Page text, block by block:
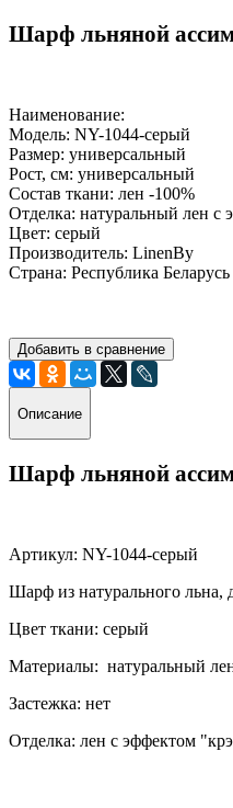
Шарф льняной
Наименование:
Модель: NY-1044-серый
Размер: универсальный
Рост, см: универсальный
Состав ткани: лен -100%
Отделка: натуральный лен с
Цвет: серый
Производитель: LinenBy
Страна: Республика Беларусь
Добавить в сравнение
Описание
Шарф льняной
Артикул: NY-1044-серый
Шарф из натурального льна,
Цвет ткани: серый
Материалы: натуральный
Застежка: нет
Отделка: лен с эффектом